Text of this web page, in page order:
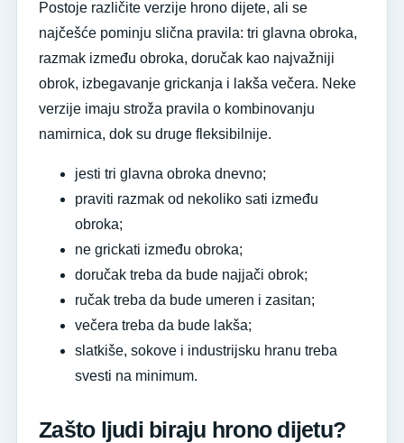
Postoje različite verzije hrono dijete, ali se
najčešće pominju slična pravila: tri glavna obroka,
razmak između obroka, doručak kao najvažniji
obrok, izbegavanje grickanja i lakša večera. Neke
verzije imaju stroža pravila o kombinovanju
namirnica, dok su druge fleksibilnije.
jesti tri glavna obroka dnevno;
praviti razmak od nekoliko sati između
obroka;
ne grickati između obroka;
doručak treba da bude najjači obrok;
ručak treba da bude umeren i zasitan;
večera treba da bude lakša;
slatkiše, sokove i industrijsku hranu treba
svesti na minimum.
Zašto ljudi biraju hrono dijetu?